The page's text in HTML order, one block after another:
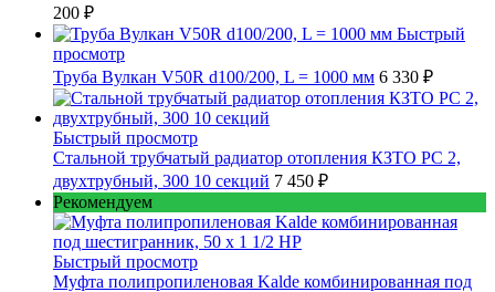
200 ₽
Быстрый
просмотр
Труба Вулкан V50R d100/200, L = 1000 мм 6 330 ₽
Быстрый просмотр
Стальной трубчатый радиатор отопления КЗТО РС 2,
двухтрубный, 300 10 секций 7 450 ₽
Рекомендуем
Быстрый просмотр
Муфта полипропиленовая Kalde комбинированная под